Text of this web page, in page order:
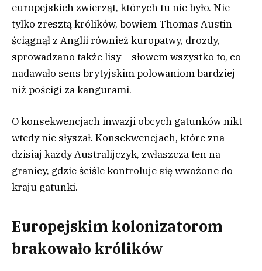
europejskich zwierząt, których tu nie było. Nie
tylko zresztą królików, bowiem Thomas Austin
ściągnął z Anglii również kuropatwy, drozdy,
sprowadzano także lisy – słowem wszystko to, co
nadawało sens brytyjskim polowaniom bardziej
niż pościgi za kangurami.
O konsekwencjach inwazji obcych gatunków nikt
wtedy nie słyszał. Konsekwencjach, które zna
dzisiaj każdy Australijczyk, zwłaszcza ten na
granicy, gdzie ściśle kontroluje się wwożone do
kraju gatunki.
Europejskim kolonizatorom
brakowało królików